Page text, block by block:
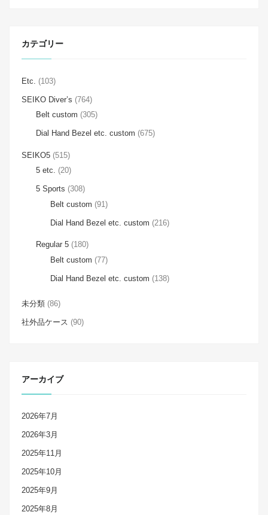
カテゴリー
Etc. (103)
SEIKO Diver’s (764)
Belt custom (305)
Dial Hand Bezel etc. custom (675)
SEIKO5 (515)
5 etc. (20)
5 Sports (308)
Belt custom (91)
Dial Hand Bezel etc. custom (216)
Regular 5 (180)
Belt custom (77)
Dial Hand Bezel etc. custom (138)
未分類 (86)
社外品ケース (90)
アーカイブ
2026年7月
2026年3月
2025年11月
2025年10月
2025年9月
2025年8月